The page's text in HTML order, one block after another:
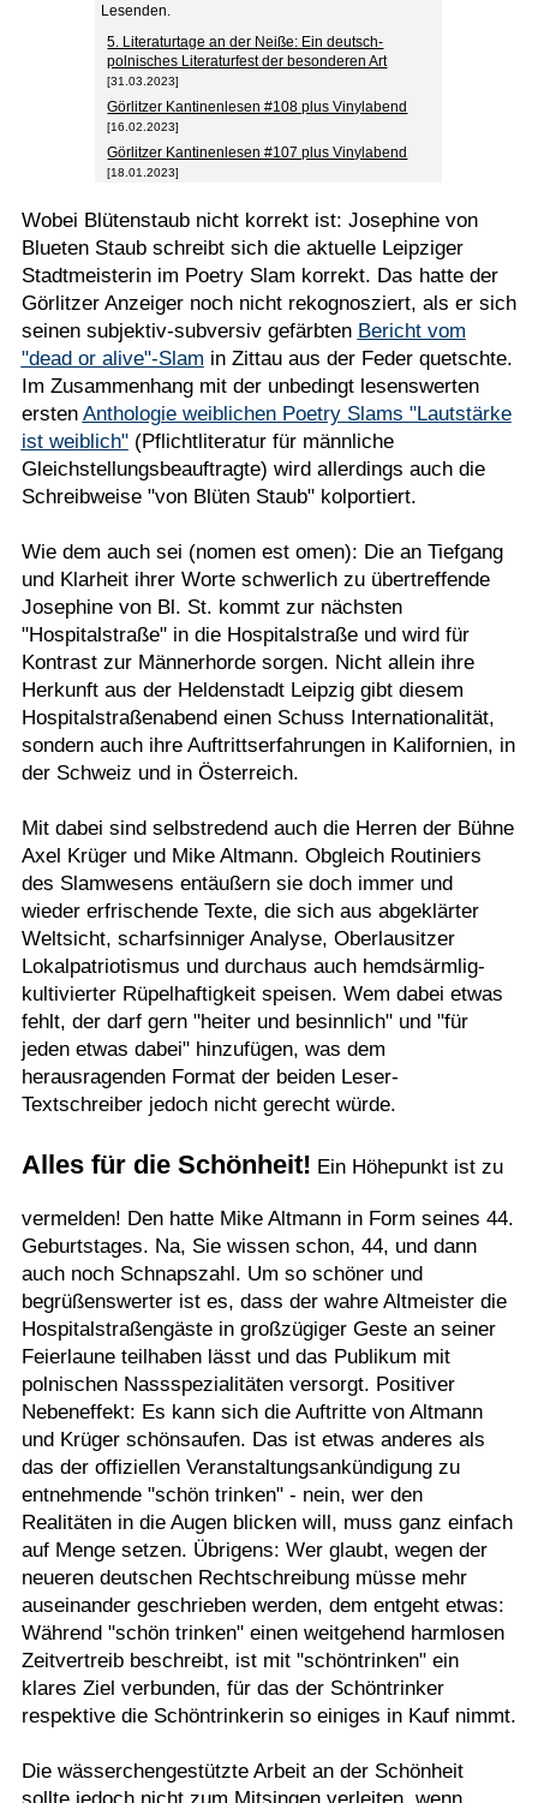
Lesenden.
5. Literaturtage an der Neiße: Ein deutsch-
polnisches Literaturfest der besonderen Art
[31.03.2023]
Görlitzer Kantinenlesen #108 plus Vinylabend
[16.02.2023]
Görlitzer Kantinenlesen #107 plus Vinylabend
[18.01.2023]
Wobei Blütenstaub nicht korrekt ist: Josephine von
Blueten Staub schreibt sich die aktuelle Leipziger
Stadtmeisterin im Poetry Slam korrekt. Das hatte der
Görlitzer Anzeiger noch nicht rekognosziert, als er sich
seinen subjektiv-subversiv gefärbten Bericht vom
"dead or alive"-Slam in Zittau aus der Feder quetschte.
Im Zusammenhang mit der unbedingt lesenswerten
ersten Anthologie weiblichen Poetry Slams "Lautstärke
ist weiblich"(Pflichtliteratur für männliche
Gleichstellungsbeauftragte) wird allerdings auch die
Schreibweise "von Blüten Staub" kolportiert.
Wie dem auch sei (nomen est omen): Die an Tiefgang
und Klarheit ihrer Worte schwerlich zu übertreffende
Josephine von Bl. St. kommt zur nächsten
"Hospitalstraße" in die Hospitalstraße und wird für
Kontrast zur Männerhorde sorgen. Nicht allein ihre
Herkunft aus der Heldenstadt Leipzig gibt diesem
Hospitalstraßenabend einen Schuss Internationalität,
sondern auch ihre Auftrittserfahrungen in Kalifornien, in
der Schweiz und in Österreich.
Mit dabei sind selbstredend auch die Herren der Bühne
Axel Krüger und Mike Altmann. Obgleich Routiniers
des Slamwesens entäußern sie doch immer und
wieder erfrischende Texte, die sich aus abgeklärter
Weltsicht, scharfsinniger Analyse, Oberlausitzer
Lokalpatriotismus und durchaus auch hemdsärmlig-
kultivierter Rüpelhaftigkeit speisen. Wem dabei etwas
fehlt, der darf gern "heiter und besinnlich" und "für
jeden etwas dabei" hinzufügen, was dem
herausragenden Format der beiden Leser-
Textschreiber jedoch nicht gerecht würde.
Alles für die Schönheit! Ein Höhepunkt ist zu
vermelden! Den hatte Mike Altmann in Form seines 44.
Geburtstages. Na, Sie wissen schon, 44, und dann
auch noch Schnapszahl. Um so schöner und
begrüßenswerter ist es, dass der wahre Altmeister die
Hospitalstraßengäste in großzügiger Geste an seiner
Feierlaune teilhaben lässt und das Publikum mit
polnischen Nassspezialitäten versorgt. Positiver
Nebeneffekt: Es kann sich die Auftritte von Altmann
und Krüger schönsaufen. Das ist etwas anderes als
das der offiziellen Veranstaltungsankündigung zu
entnehmende "schön trinken" - nein, wer den
Realitäten in die Augen blicken will, muss ganz einfach
auf Menge setzen. Übrigens: Wer glaubt, wegen der
neueren deutschen Rechtschreibung müsse mehr
auseinander geschrieben werden, dem entgeht etwas:
Während "schön trinken" einen weitgehend harmlosen
Zeitvertreib beschreibt, ist mit "schöntrinken" ein
klares Ziel verbunden, für das der Schöntrinker
respektive die Schöntrinkerin so einiges in Kauf nimmt.
Die wässerchengestützte Arbeit an der Schönheit